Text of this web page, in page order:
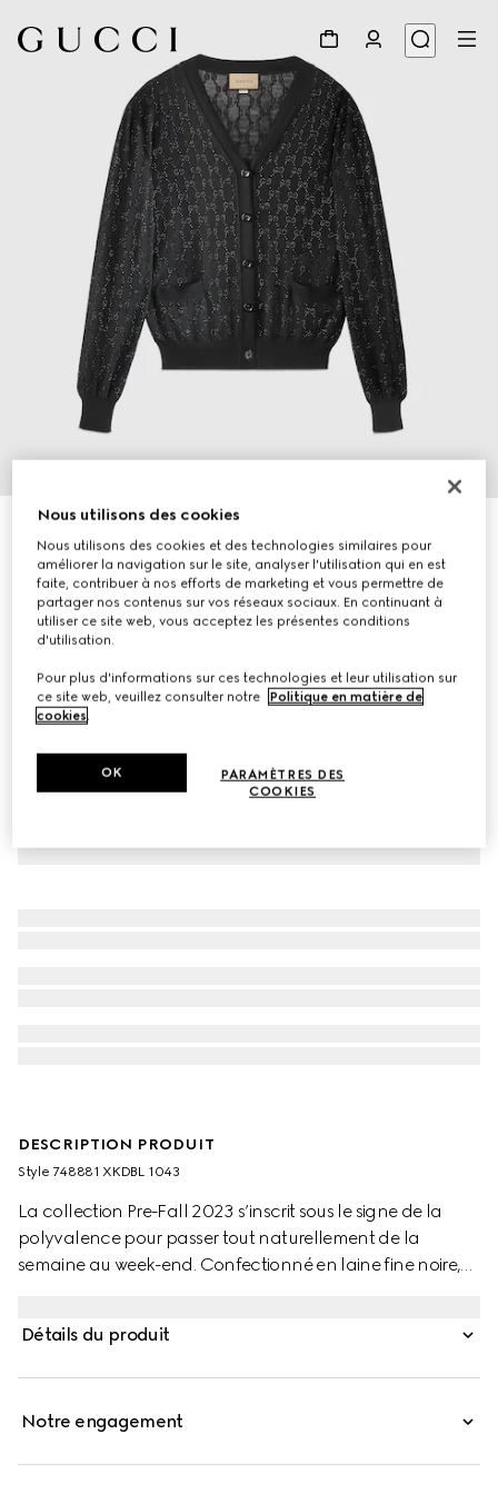
CHF 2,100
Déclinaisonsnoir
DESCRIPTION PRODUIT
Style ‎748881 XKDBL 1043
La collection Pre-Fall 2023 s’inscrit sous le signe de la
polyvalence pour passer tout naturellement de la
semaine au week-end. Confectionné en laine fine noire,
touche décontractée pour une pièce ludique à associer
Détails du produit
Notre engagement
Nous utilisons des cookies
Nous utilisons des cookies et des technologies similaires pour
améliorer la navigation sur le site, analyser l'utilisation qui en est
faite, contribuer à nos efforts de marketing et vous permettre de
partager nos contenus sur vos réseaux sociaux. En continuant à
utiliser ce site web, vous acceptez les présentes conditions
d'utilisation.
Pour plus d'informations sur ces technologies et leur utilisation sur
ce site web, veuillez consulter notre
Politique en matière de
cookies.
PARAMÈTRES DES
COOKIES
OK